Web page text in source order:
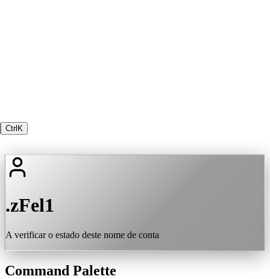
Ctrl K
.zFel1
A verificar o estado deste nome de conta
Command Palette